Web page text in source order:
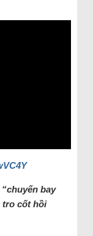
bay
tro cốt hồi